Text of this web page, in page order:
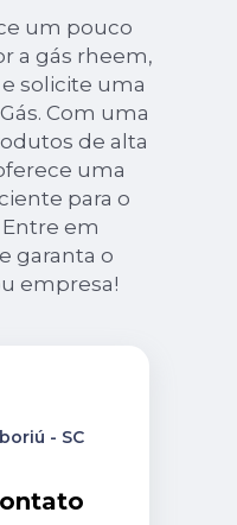
um pouco
a gás rheem,
solicite uma
Com uma
de alta
uma
para o
em
garanta o
empresa!
- SC